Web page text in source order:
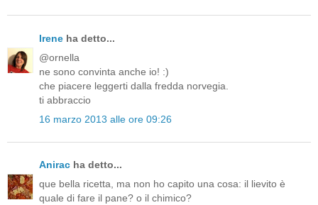
Irene ha detto...
@ornella
ne sono convinta anche io! :)
che piacere leggerti dalla fredda norvegia.
ti abbraccio
16 marzo 2013 alle ore 09:26
Anirac ha detto...
que bella ricetta, ma non ho capito una cosa: il lievito è
quale di fare il pane? o il chimico?